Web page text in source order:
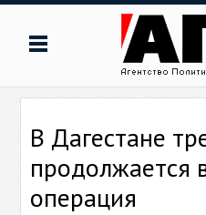
В Дагестане
продолжается
операция